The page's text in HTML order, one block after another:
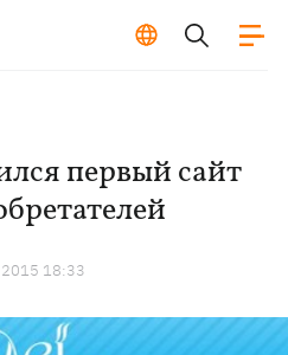
первый сайт
18:33